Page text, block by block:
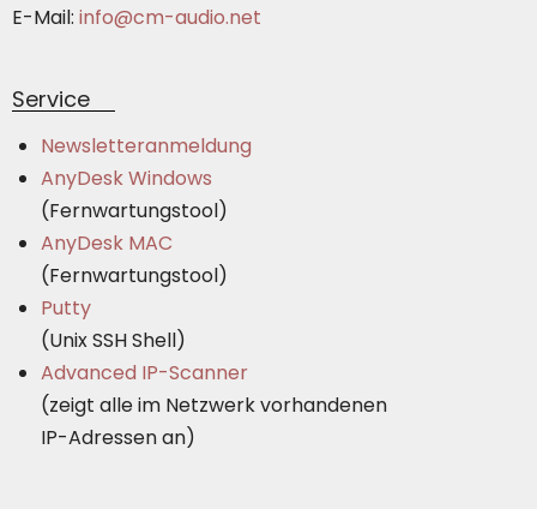
E-Mail: info@cm-audio.net
Service
Newsletteranmeldung
AnyDesk Windows
(Fernwartungstool)
AnyDesk MAC
(Fernwartungstool)
Putty
(Unix SSH Shell)
Advanced IP-Scanner
(zeigt alle im Netzwerk vorhandenen
IP-Adressen an)